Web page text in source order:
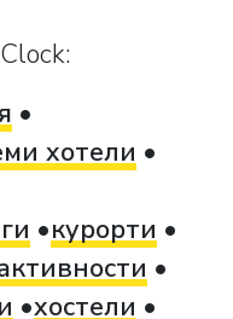
хотели
курорти
хостели